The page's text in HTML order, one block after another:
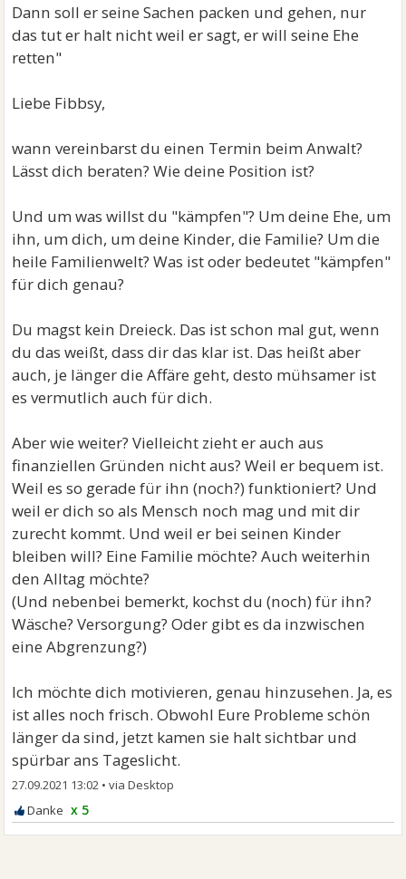
Dann soll er seine Sachen packen und gehen, nur
das tut er halt nicht weil er sagt, er will seine Ehe
retten"
Liebe Fibbsy,
wann vereinbarst du einen Termin beim Anwalt?
Lässt dich beraten? Wie deine Position ist?
Und um was willst du "kämpfen"? Um deine Ehe, um
ihn, um dich, um deine Kinder, die Familie? Um die
heile Familienwelt? Was ist oder bedeutet "kämpfen"
für dich genau?
Du magst kein Dreieck. Das ist schon mal gut, wenn
du das weißt, dass dir das klar ist. Das heißt aber
auch, je länger die Affäre geht, desto mühsamer ist
es vermutlich auch für dich.
Aber wie weiter? Vielleicht zieht er auch aus
finanziellen Gründen nicht aus? Weil er bequem ist.
Weil es so gerade für ihn (noch?) funktioniert? Und
weil er dich so als Mensch noch mag und mit dir
zurecht kommt. Und weil er bei seinen Kinder
bleiben will? Eine Familie möchte? Auch weiterhin
den Alltag möchte?
(Und nebenbei bemerkt, kochst du (noch) für ihn?
Wäsche? Versorgung? Oder gibt es da inzwischen
eine Abgrenzung?)
Ich möchte dich motivieren, genau hinzusehen. Ja, es
ist alles noch frisch. Obwohl Eure Probleme schön
länger da sind, jetzt kamen sie halt sichtbar und
spürbar ans Tageslicht.
27.09.2021 13:02 •
x 5